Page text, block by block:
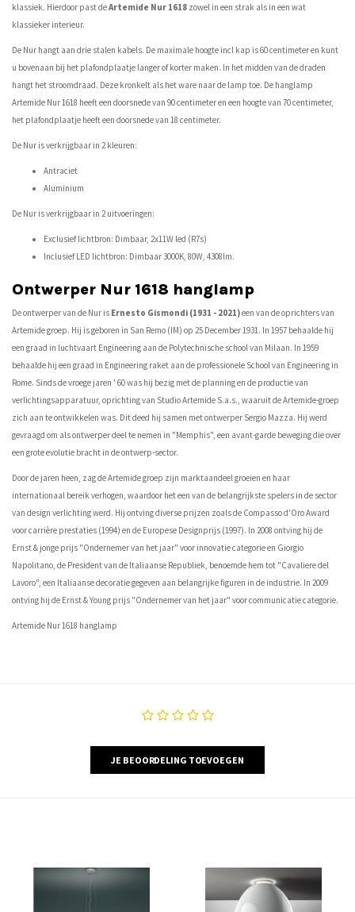
klassiek. Hierdoor past deArtemide Nur 1618 zowel in een strak als in een wat
klassieker interieur.
De Nur hangt aan drie stalen kabels. De maximale hoogte incl kap is 60 centimeter en kunt
u bovenaan bij het plafondplaatje langer of korter maken. In het midden van de draden
hangt het stroomdraad. Deze kronkelt als het ware naar de lamp toe. De hanglamp
Artemide Nur 1618 heeft een doorsnede van 90 centimeter en een hoogte van 70 centimeter,
het plafondplaatje heeft een doorsnede van 18 centimeter.
De Nur is verkrijgbaar in 2 kleuren:
Antraciet
Aluminium
De Nur is verkrijgbaar in 2 uitvoeringen:
Exclusief lichtbron: Dimbaar, 2x11W led (R7s)
Inclusief LED lichtbron: Dimbaar 3000K, 80W, 4308lm.
Ontwerper Nur 1618 hanglamp
De ontwerper van de Nur is Ernesto Gismondi (1931 - 2021)een van de oprichters van
Artemide groep. Hij is geboren in San Remo (IM) op 25 December 1931. In 1957 behaalde hij
een graad in luchtvaart Engineering aan de Polytechnische school van Milaan. In 1959
behaalde hij een graad in Engineering raket aan de professionele School van Engineering in
Rome. Sinds de vroege jaren ' 60 was hij bezig met de planning en de productie van
verlichtingsapparatuur, oprichting van Studio Artemide S.a.s., waaruit de Artemide-groep
zich aan te ontwikkelen was. Dit deed hij samen met ontwerper Sergio Mazza. Hij werd
gevraagd om als ontwerper deel te nemen in "Memphis", een avant-garde beweging die over
een grote evolutie bracht in de ontwerp-sector.
Door de jaren heen, zag de Artemide groep zijn marktaandeel groeien en haar
internationaal bereik verhogen, waardoor het een van de belangrijkste spelers in de sector
van design verlichting werd. Hij ontving diverse prijzen zoals de Compasso d'Oro Award
voor carrière prestaties (1994) en de Europese Designprijs (1997). In 2008 ontving hij de
Ernst & jonge prijs "Ondernemer van het jaar" voor innovatie categorie en Giorgio
Napolitano, de President van de Italiaanse Republiek, benoemde hem tot "Cavaliere del
Lavoro", een Italiaanse decoratie gegeven aan belangrijke figuren in de industrie. In 2009
ontving hij de Ernst & Young prijs "Ondernemer van het jaar" voor communicatie categorie.
Artemide Nur 1618 hanglamp
JE BEOORDELING TOEVOEGEN